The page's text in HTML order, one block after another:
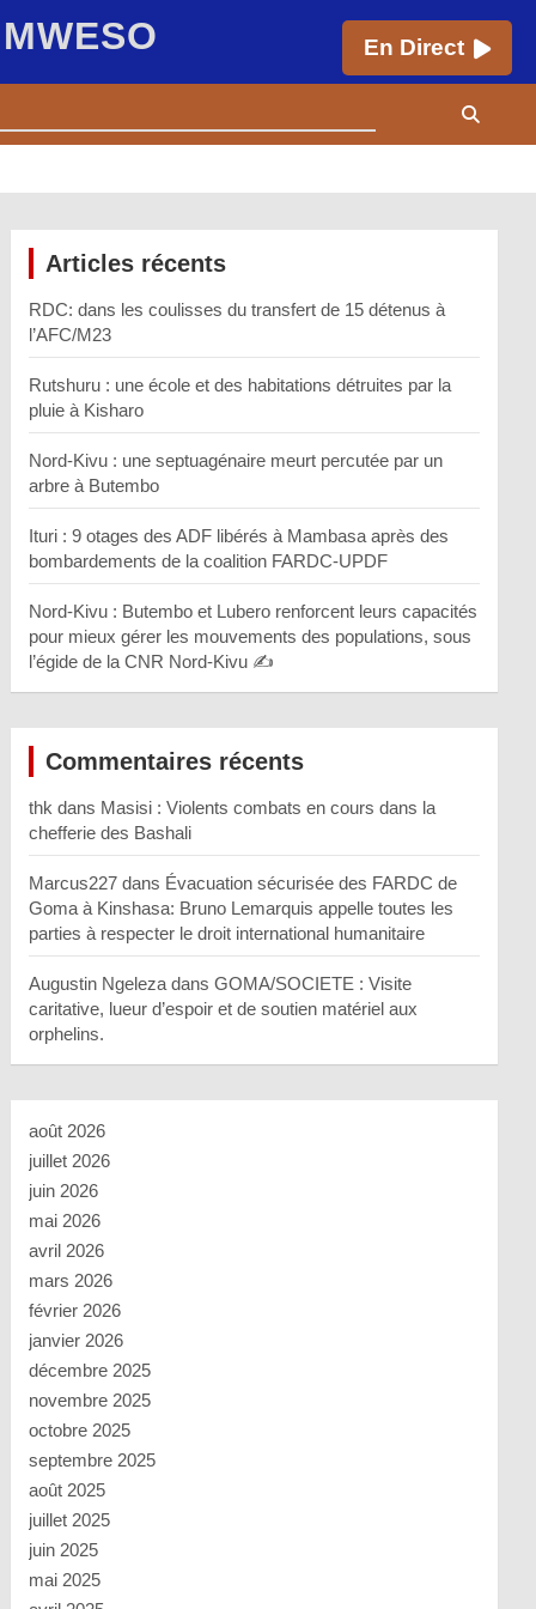
En Direct
Articles récents
RDC: dans les coulisses du transfert de 15 détenus à
l’AFC/M23
Rutshuru : une école et des habitations détruites par la
pluie à Kisharo
Nord-Kivu : une septuagénaire meurt percutée par un
arbre à Butembo
Ituri : 9 otages des ADF libérés à Mambasa après des
bombardements de la coalition FARDC-UPDF
Nord-Kivu : Butembo et Lubero renforcent leurs capacités
pour mieux gérer les mouvements des populations, sous
l’égide de la CNR Nord-Kivu ✍️
Commentaires récents
thk dans Masisi : Violents combats en cours dans la
chefferie des Bashali
Marcus227 dans Évacuation sécurisée des FARDC de
Goma à Kinshasa: Bruno Lemarquis appelle toutes les
parties à respecter le droit international humanitaire
Augustin Ngeleza dansGOMA/SOCIETE : Visite
caritative, lueur d’espoir et de soutien matériel aux
orphelins.
août 2026
juillet 2026
juin 2026
mai 2026
avril 2026
mars 2026
février 2026
janvier 2026
décembre 2025
novembre 2025
octobre 2025
septembre 2025
août 2025
juillet 2025
juin 2025
mai 2025